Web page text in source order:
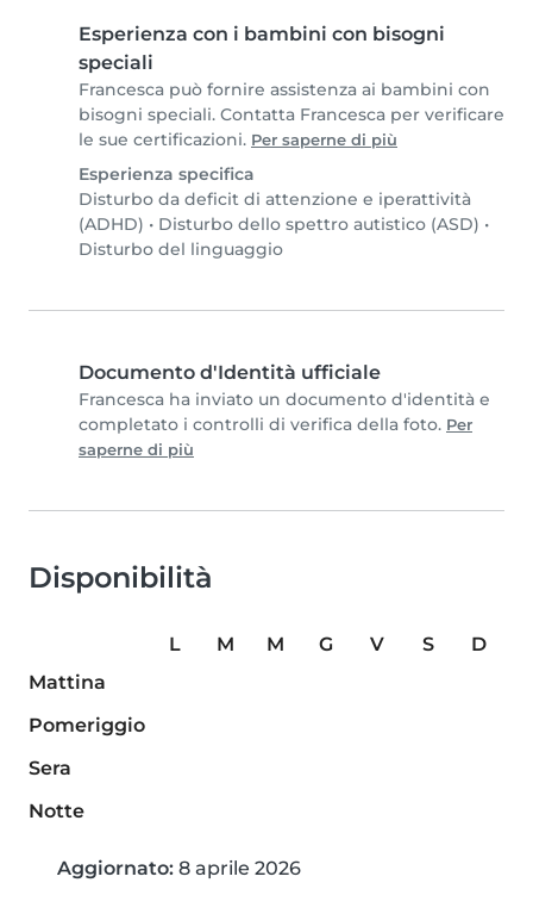
Esperienza con i bambini con bisogni
speciali
Francesca può fornire assistenza ai bambini con
bisogni speciali. Contatta Francesca per verificare
le sue certificazioni. Per saperne di più
Esperienza specifica
Disturbo da deficit di attenzione e iperattività
(ADHD) • Disturbo dello spettro autistico (ASD) •
Disturbo del linguaggio
Documento d'Identità ufficiale
Francesca ha inviato un documento d'identità e
completato i controlli di verifica della foto. Per
saperne di più
Disponibilità
L M M G V S
D
Mattina
Pomeriggio
Sera
Notte
Aggiornato: 8 aprile 2026